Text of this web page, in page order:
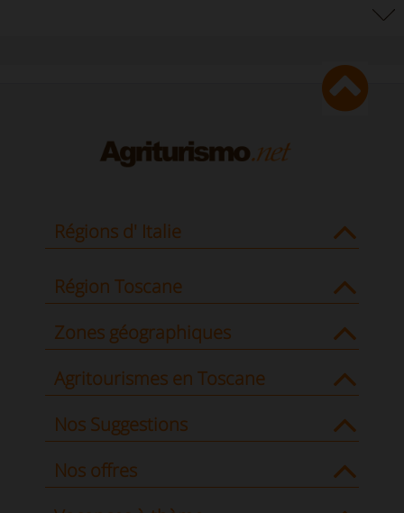
Régions d' Italie
Région Toscane
Zones géographiques
Agritourismes en Toscane
Nos Suggestions
Nos offres